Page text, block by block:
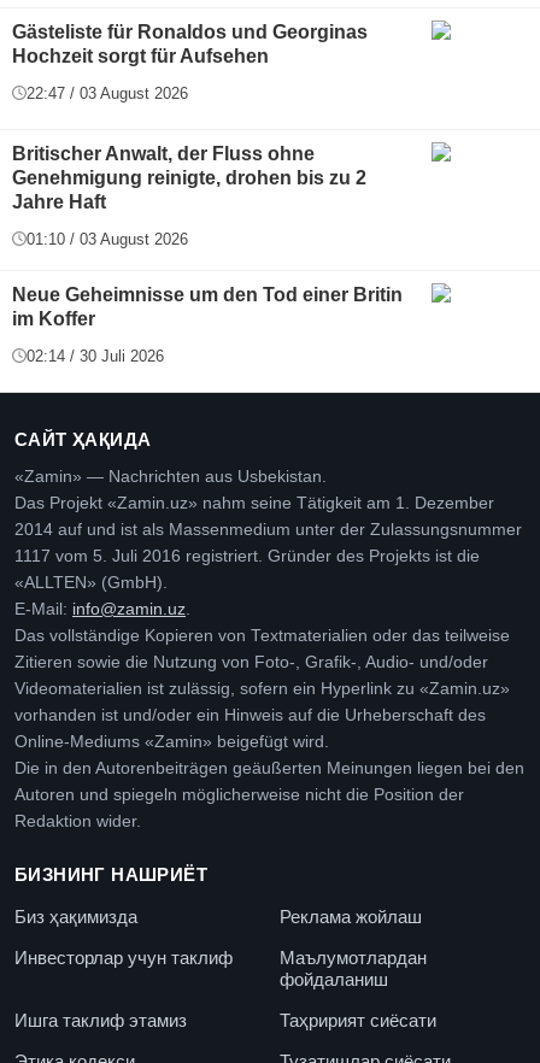
Gästeliste für Ronaldos und Georginas
Hochzeit sorgt für Aufsehen
22:47 / 03 August 2026
Britischer Anwalt, der Fluss ohne
Genehmigung reinigte, drohen bis zu 2
Jahre Haft
01:10 / 03 August 2026
Neue Geheimnisse um den Tod einer Britin
im Koffer
02:14 / 30 Juli 2026
САЙТ ҲАҚИДА
«Zamin» — Nachrichten aus Usbekistan.
Das Projekt «Zamin.uz» nahm seine Tätigkeit am 1. Dezember
2014 auf und ist als Massenmedium unter der Zulassungsnummer
1117 vom 5. Juli 2016 registriert. Gründer des Projekts ist die
«ALLTEN» (GmbH).
E-Mail: info@zamin.uz
Das vollständige Kopieren von Textmaterialien oder das teilweise
Zitieren sowie die Nutzung von Foto-, Grafik-, Audio- und/oder
Videomaterialien ist zulässig, sofern ein Hyperlink zu «Zamin.uz»
vorhanden ist und/oder ein Hinweis auf die Urheberschaft des
Online-Mediums «Zamin» beigefügt wird.
Die in den Autorenbeiträgen geäußerten Meinungen liegen bei den
Autoren und spiegeln möglicherweise nicht die Position der
Redaktion wider.
БИЗНИНГ НАШРИЁТ
Биз ҳақимизда
Реклама жойлаш
Инвесторлар учун таклиф
Маълумотлардан
фойдаланиш
Ишга таклиф этамиз
Таҳририят сиёсати